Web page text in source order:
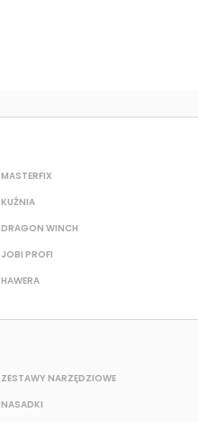
MASTERFIX
KUŹNIA
DRAGON WINCH
JOBI PROFI
HAWERA
ZESTAWY NARZĘDZIOWE
NASADKI